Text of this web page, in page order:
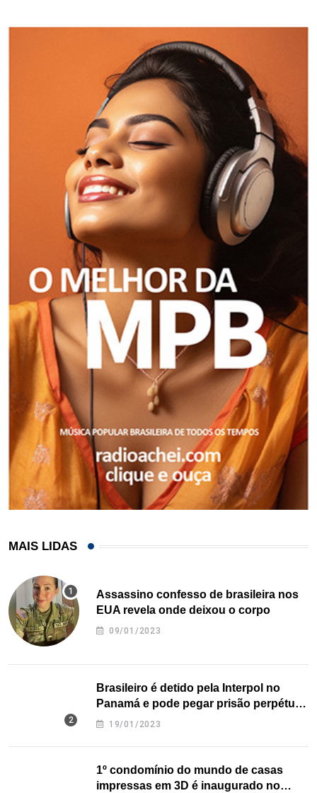
MAIS LIDAS
Assassino confesso de brasileira nos
EUA revela onde deixou o corpo
09/01/2023
Brasileiro é detido pela Interpol no
Panamá e pode pegar prisão perpétua
nos EUA
19/01/2023
1º condomínio do mundo de casas
impressas em 3D é inaugurado no